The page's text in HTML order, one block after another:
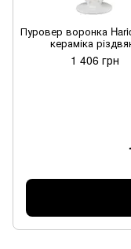
Пуровер воронка
кераміка
1 406 грн